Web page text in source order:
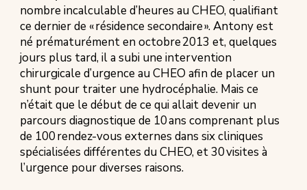
nombre incalculable d’heures au CHEO, qualifiant
ce dernier de « résidence secondaire ». Antony est
né prématurément en octobre 2013 et, quelques
jours plus tard, il a subi une intervention
chirurgicale d’urgence au CHEO afin de placer un
shunt pour traiter une hydrocéphalie. Mais ce
n’était que le début de ce qui allait devenir un
parcours diagnostique de 10 ans comprenant plus
de 100 rendez-vous externes dans six cliniques
spécialisées différentes du CHEO, et 30 visites à
l’urgence pour diverses raisons.